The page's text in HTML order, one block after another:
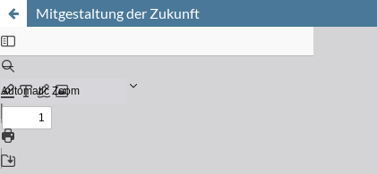
Mitgestaltung der Zukunft